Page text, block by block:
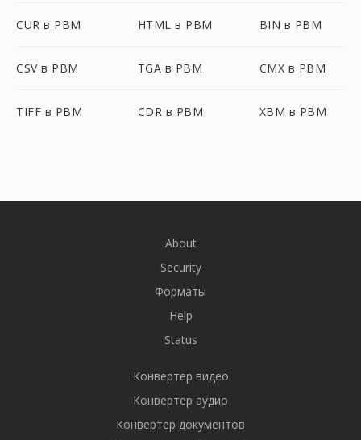
CUR в PBM HTML в PBM BIN в PBM
CSV в PBM TGA в PBM CMX в PBM
TIFF в PBM CDR в PBM XBM в PBM
About
Security
Форматы
Help
Status
Конвертер видео
Конвертер аудио
Конвертер документов